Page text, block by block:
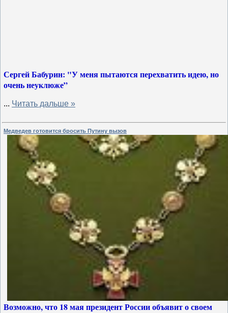
Сергей Бабурин: "У меня пытаются перехватить идею, но
очень неуклюже”
... Читать дальше »
Медведев готовится бросить Путину вызов
Возможно, что 18 мая президент России объявит о своем